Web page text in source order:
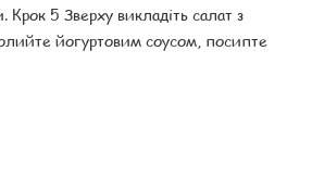
Крок 5 Зверху викладіть салат з
йогуртовим соусом, посипте